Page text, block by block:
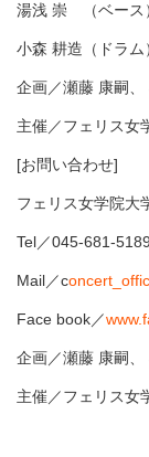
湯浅 崇 （ベース
小森 耕造（ドラム
企画／瀬藤 康嗣、
主催／フェリス女
[お問い合わせ]
フェリス女学院大
Tel／045-681-
Mail／c
Face book／
企画／瀬藤 康嗣、
主催／フェリス女